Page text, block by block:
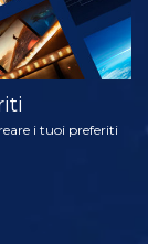
i tuoi preferiti